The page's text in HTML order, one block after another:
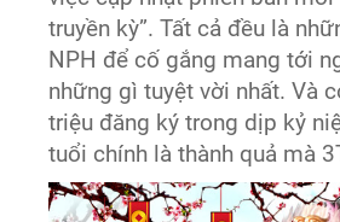
truyền kỳ”. Tất cả đều là
NPH để cố gắng mang tới
những gì tuyệt vời nhất. Và
triệu đăng ký trong dịp kỷ
tuổi chính là thành quả mà